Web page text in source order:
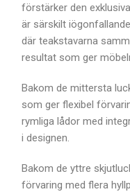
förstärker den
är särskilt
där teakstavarna
resultat som ger
Bakom de mittersta
som ger flexibel
rymliga lådor med
i designen.
Bakom de yttre
förvaring med flera